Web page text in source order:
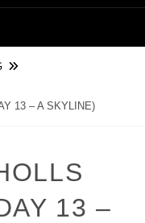
13 – A SKYLINE)
13 –